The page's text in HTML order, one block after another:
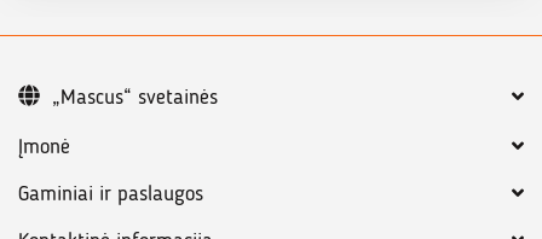
Įmonė
Gaminiai ir paslaugos
„Mascus“ svetainės